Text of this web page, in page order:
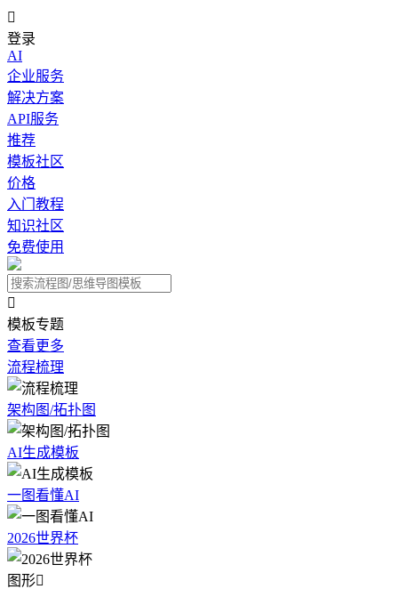

登录
AI
企业服务
解决方案
API服务
推荐
模板社区
价格
入门教程
知识社区
免费使用

模板专题
查看更多
流程梳理
架构图/拓扑图
AI生成模板
一图看懂AI
2026世界杯
图形